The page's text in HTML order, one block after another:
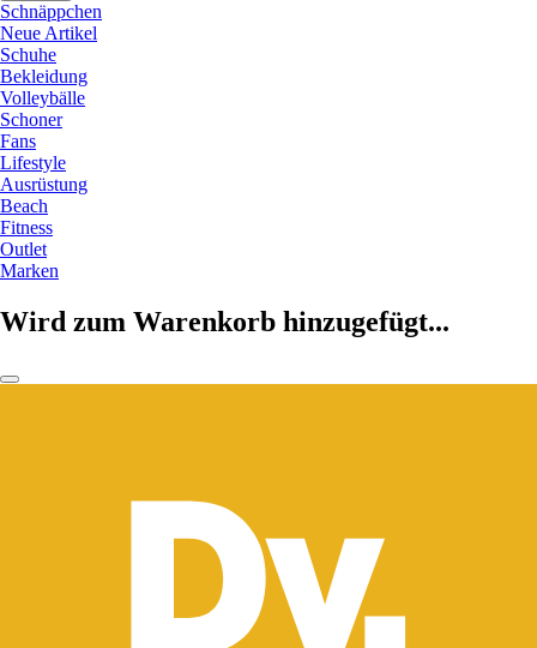
Schnäppchen
Neue Artikel
Schuhe
Bekleidung
Volleybälle
Schoner
Fans
Lifestyle
Ausrüstung
Beach
Fitness
Outlet
Marken
Wird zum Warenkorb hinzugefügt...